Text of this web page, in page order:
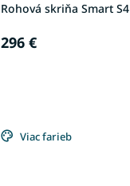
Rohová skriňa Smart S4
296 €
Viac farieb